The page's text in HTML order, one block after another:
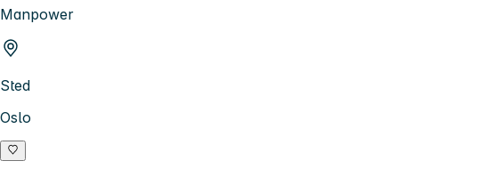
Manpower
Sted
Oslo